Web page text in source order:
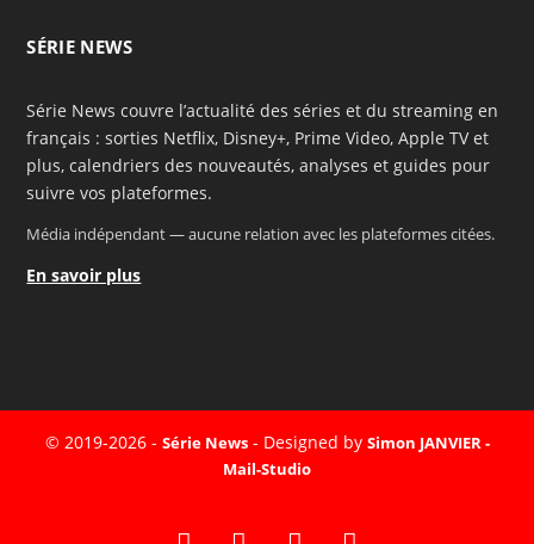
SÉRIE NEWS
Série News couvre l’actualité des séries et du streaming en
français : sorties Netflix, Disney+, Prime Video, Apple TV et
plus, calendriers des nouveautés, analyses et guides pour
suivre vos plateformes.
Média indépendant — aucune relation avec les plateformes citées.
En savoir plus
© 2019-2026 - Série News- Designed by Simon JANVIER -
Mail-Studio